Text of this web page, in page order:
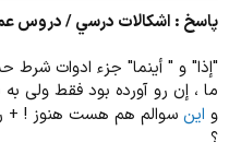
پاسخ : اشكالات درسي / دروس
"إذا" و " أينما" جزء ادوات
ما ، إن رو آورده بود فقط ولی
و اين سوالم هم هست هنوز !
؟